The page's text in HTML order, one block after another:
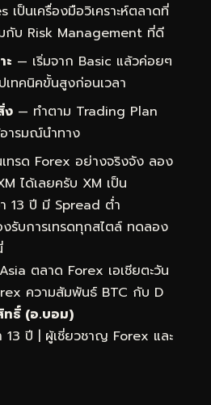
ป็นเครื่องมือวิเคราะห์ตลาดที่
กับ Risk Management ที่ดี
ะ — เริ่มจาก Basic แล้วค่อยๆ
เทคนิคขั้นสูงก่อนเวลา
ง — ทำตาม Trading Plan
ารมณ์นำทาง
ทรด Forex อย่างจริงจัง ลอง
ได้เลยครับ XM เป็น
13 ปี มี Spread ต่ำ
รับการเทรดทุกสไตล์ ทดลอง
ตลาด Forex เอเชียตะวัน
ความสัมพันธ์ BTC กับ D
ธิ์ (อ.บอม)
13 ปี | ผู้เชี่ยวชาญ Forex และ